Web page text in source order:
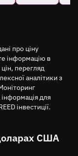
про ціну
інформацію в
перегляд
аналітики з
інформація для
інвестиції.
США